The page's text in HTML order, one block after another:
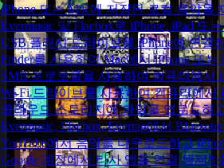
iPhone 또는 Mac에 저장된 로컬 음악을
Evermusic 및 Flacbox로 iPhone, iPad
USB 플래시 드라이브를 iPhone에 연
Finder를 사용하여 Mac에서 iPhone 또
SMB 프로토콜을 사용하여 컴퓨터에서
Wi-Fi 드라이브를 사용하여 컴퓨터에서
클라우드 스토리지에 파일을 업로드하
Evermusic, Flacbox, Evertag에서
YouTube에서 음악을 다운로드하고
Google 계정에서 타사 앱을 연결 해제하